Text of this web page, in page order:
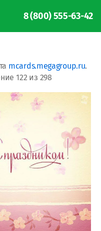
8 (800) 555-63-42
mcards.megagroup.ru.
122 из 298